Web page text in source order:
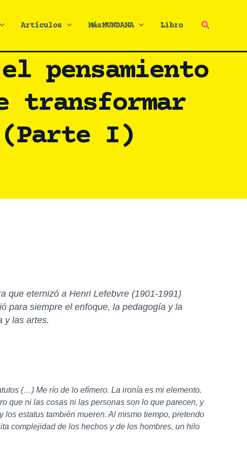
Artículos MásMUNDANA Libro Buscar
pensamiento
transformar
I)
que eternizó a Henri Lefebvre (1901-1991)
para siempre el enfoque, la pedagogía y la
y las artes.
(…) Me río de lo efímero. La ironía es mi elemento.
que ni las cosas ni las personas son lo que parecen, y
estatus también mueren. Al mismo tiempo, pretendo
complejidad de los hechos y de los hombres, un hilo